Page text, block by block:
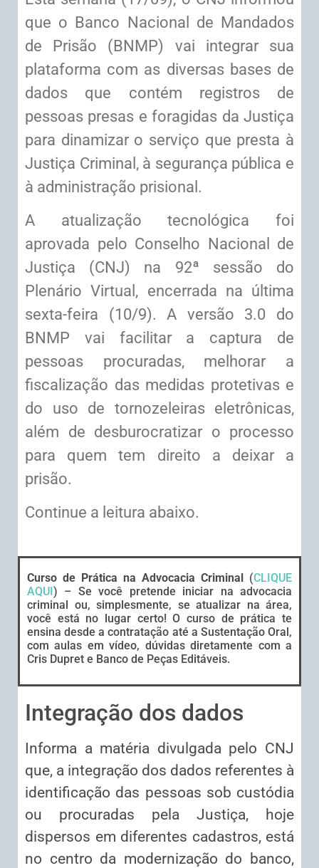
que o Banco Nacional de Mandados
de Prisão (BNMP) vai integrar sua
plataforma com as diversas bases de
dados que contém registros de
pessoas presas e foragidas da Justiça
para dinamizar o serviço que presta à
Justiça Criminal, à segurança pública e
à administração prisional.
A atualização tecnológica foi
aprovada pelo Conselho Nacional de
Justiça (CNJ) na 92ª sessão do
Plenário Virtual, encerrada na última
sexta-feira (10/9). A versão 3.0 do
BNMP vai facilitar a captura de
pessoas procuradas, melhorar a
fiscalização das medidas protetivas e
do uso de tornozeleiras eletrônicas,
além de desburocratizar o processo
para quem tem direito a deixar a
prisão.
Continue a leitura abaixo.
Curso de Prática na Advocacia Criminal (CLIQUE
AQUI) – Se você pretende iniciar na advocacia
criminal ou, simplesmente, se atualizar na área,
você está no lugar certo! O curso de prática te
ensina desde a contratação até a Sustentação Oral,
com aulas em vídeo, dúvidas diretamente com a
Cris Dupret e Banco de Peças Editáveis.
Integração dos dados
Informa a matéria divulgada pelo CNJ
que, a integração dos dados referentes à
identificação das pessoas sob custódia
ou procuradas pela Justiça, hoje
dispersos em diferentes cadastros, está
no centro da modernização do banco,